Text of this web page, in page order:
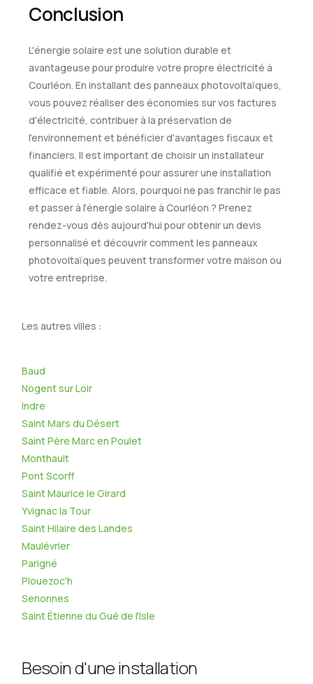
Conclusion
L'énergie solaire est une solution durable et
avantageuse pour produire votre propre électricité à
Courléon. En installant des panneaux photovoltaïques,
vous pouvez réaliser des économies sur vos factures
d'électricité, contribuer à la préservation de
l'environnement et bénéficier d'avantages fiscaux et
financiers. Il est important de choisir un installateur
qualifié et expérimenté pour assurer une installation
efficace et fiable. Alors, pourquoi ne pas franchir le pas
et passer à l'énergie solaire à Courléon ? Prenez
rendez-vous dès aujourd'hui pour obtenir un devis
personnalisé et découvrir comment les panneaux
photovoltaïques peuvent transformer votre maison ou
votre entreprise.
Les autres villes :
Baud
Nogent sur Loir
Indre
Saint Mars du Désert
Saint Père Marc en Poulet
Monthault
Pont Scorff
Saint Maurice le Girard
Yvignac la Tour
Saint Hilaire des Landes
Maulévrier
Parigné
Plouezoc'h
Senonnes
Saint Étienne du Gué de l'Isle
Besoin d'une installation